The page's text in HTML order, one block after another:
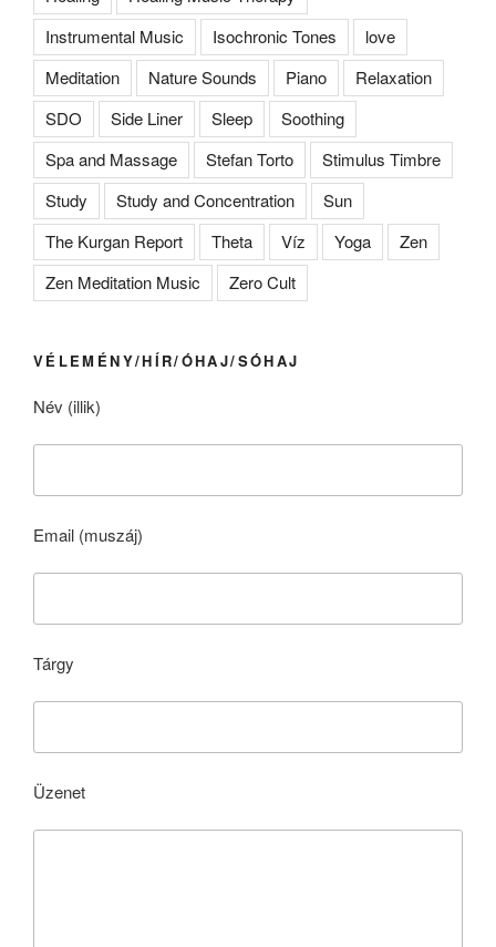
Instrumental Music
Isochronic Tones
love
Meditation
Nature Sounds Piano
Relaxation
SDO
Side Liner Sleep
Soothing
Spa and Massage
Stefan Torto
Stimulus Timbre
Study
Study and Concentration
Sun
The Kurgan Report
Theta Víz Yoga
Zen
Zen Meditation Music
Zero Cult
VÉLEMÉNY/HÍR/ÓHAJ/SÓHAJ
Név (illik)
Email (muszáj)
Tárgy
Üzenet